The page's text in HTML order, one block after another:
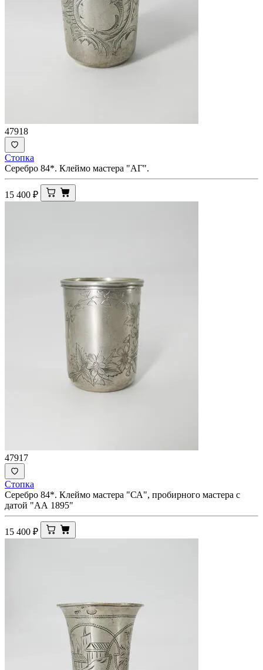
47918
Стопка
Серебро 84*. Клеймо мастера "АГ".
15 400 ₽
47917
Стопка
Серебро 84*. Клеймо мастера "СА", пробирного мастера с
датой "АА 1895"
15 400 ₽